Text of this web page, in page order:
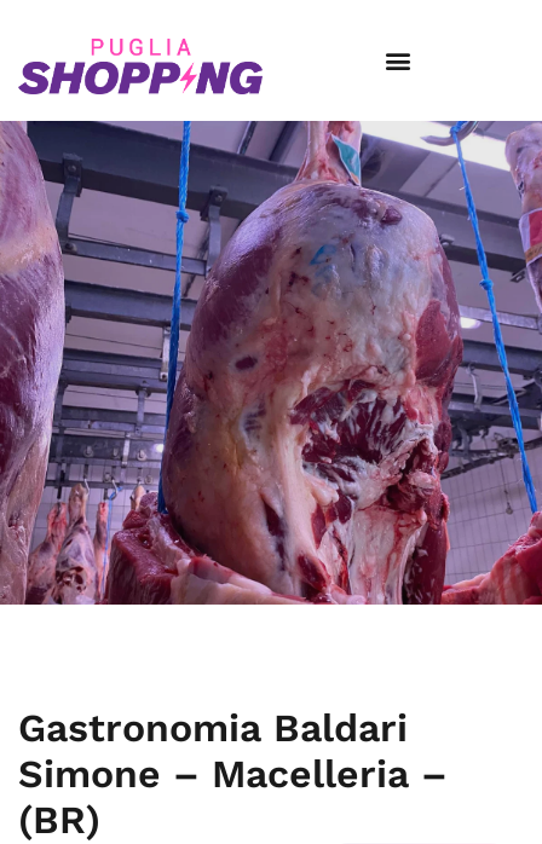
Gastronomia Baldari
Simone – Macelleria –
(BR)